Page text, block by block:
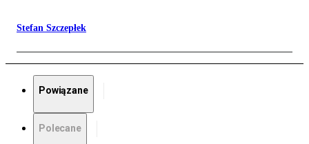
Stefan Szczepłek
Powiązane
Polecane